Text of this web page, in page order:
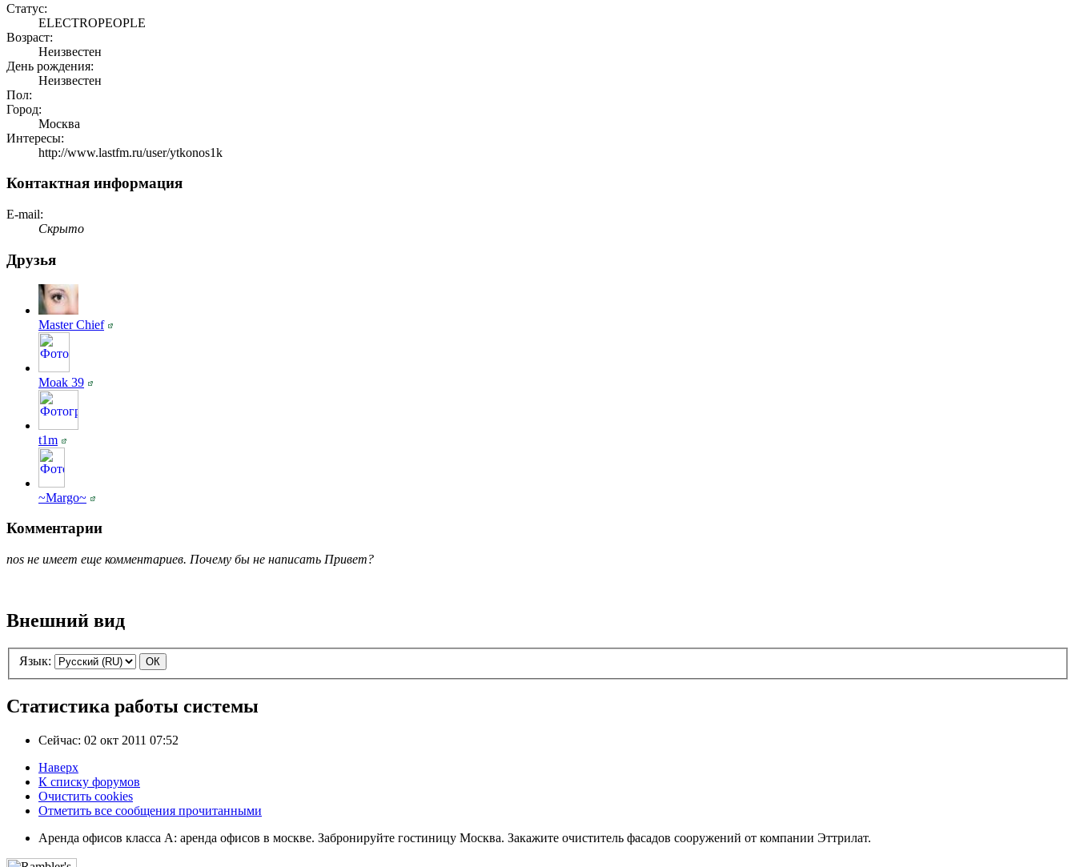
Статус:
ELECTROPEOPLE
Возраст:
Неизвестен
День рождения:
Неизвестен
Пол:
Город:
Москва
Интересы:
http://www.lastfm.ru/user/ytkonos1k
Контактная информация
E-mail:
Скрыто
Друзья
Master Chief
Moak 39
t1m
~Margo~
Комментарии
nos не имеет еще комментариев. Почему бы не написать Привет?
Внешний вид
Язык:
Статистика работы системы
Сейчас: 02 окт 2011 07:52
Наверх
К списку форумов
Очистить cookies
Отметить все сообщения прочитанными
Аренда офисов класса А: аренда офисов в москве. Забронируйте гостиницу Москва. Закажите очиститель фасадов сооружений от компании Эттрилат.